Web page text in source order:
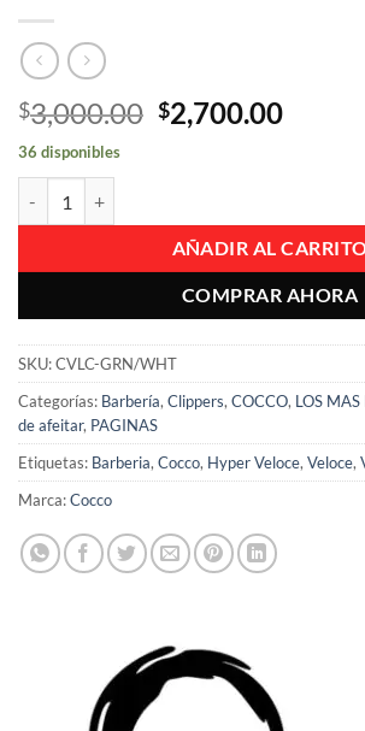
$3,000.00 El
precio
$3,000.00.
$2,700.00El
36 disponibles
AÑADIR AL
COMPRAR AHORA
SKU:CVLC-GRN/WHT
Categorías: Barbería, Clippers, COCCO, LOS
de afeitar, PAGINAS
Etiquetas: Barberia, Cocco, Hyper Veloce, Veloce,
Marca:Cocco